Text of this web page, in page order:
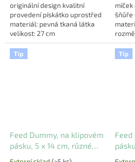
originální design kvalitní
provedení pískátko uprostřed
materiál: pevná tkaná látka
velikost: 27 cm
míček
šňůře
Tip
Feed Dummy, na klipovém
pásku, 5 x 14 cm, různé
Tip
Feed